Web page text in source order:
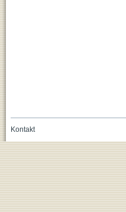
Kontakt